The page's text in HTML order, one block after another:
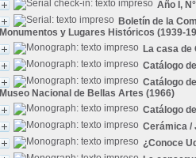
Año I,
Boletín de la
Monumentos y Lugares Históricos (1939-
La casa
Catálogo
Catálogo
Museo Nacional de Bellas Artes (1966)
Catálogo
Cerámica /
¿Conoce